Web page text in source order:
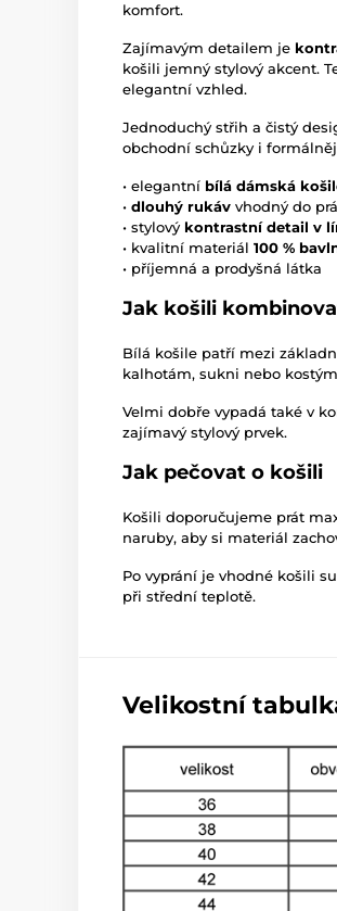
komfort.
Zajímavým detailem je
košili jemný stylový akcent.
elegantní vzhled.
Jednoduchý střih a čistý
obchodní schůzky i
• elegantní bílá dámská
• dlouhý rukáv vhodný do
• stylový kontrastní detail v
• kvalitní materiál 100 %
• příjemná a prodyšná látka
Jak košili
Bílá košile patří mezi
kalhotám, sukni nebo
Velmi dobře vypadá také v
zajímavý stylový prvek.
Jak pečovat o košili
Košili doporučujeme prát
naruby, aby si materiál
Po vyprání je vhodné košili
při střední teplotě.
Velikostní